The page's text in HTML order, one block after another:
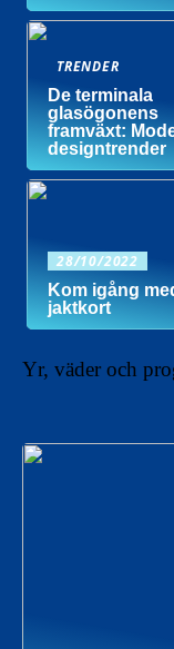
TRENDER
De terminala
glasögonens
framväxt:
designtrender
28/10/2022
Kom igång
jaktkort
Yr, väder och